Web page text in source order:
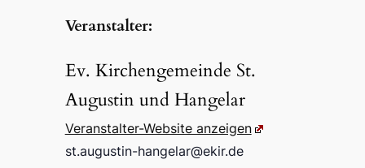
Veran­stal­ter:
Ev. Kirchen­ge­mein­de St.
Augus­tin und Hangelar
Veran­stal­ter-Website anzei­gen
st.​augustin-​hangelar@​ekir.​de